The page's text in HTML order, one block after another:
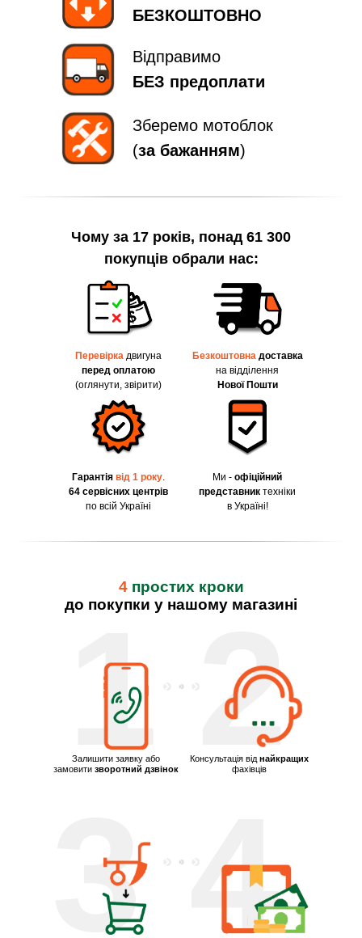
Відправимо
БЕЗ предоплати
БЕЗКОШТОВНО
Зберемо мотоблок
(за бажанням)
Чому за 17 років, понад 61 300
покупців обрали нас:
Перевірка двигуна
перед оплатою
(оглянути, звірити)
Гарантія від 1 року.
64 сервісних центрів
по всій Україні
Безкоштовна доставка
на відділення
Нової Пошти
Ми - офіційний
представник техніки
в Україні!
1
4
3
2
Залишити заявку або
замовити зворотний дзвінок
Консультація від найкращих
фахівців
4 простих кроки
до покупки у нашому магазині